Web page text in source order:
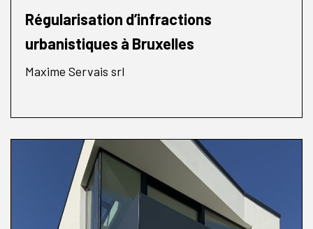
Régularisation d’infractions
urbanistiques à Bruxelles
Maxime Servais srl